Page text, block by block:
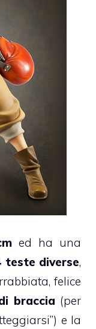
ed ha una
teste diverse,
felice
braccia (per
e la